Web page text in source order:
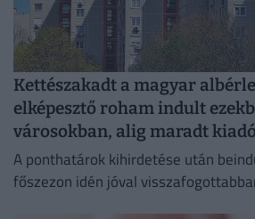
Kettészakadt a magyar
elképesztő roham indult
városokban, alig maradt
A ponthatárok kihirdetése után
főszezon idén jóval